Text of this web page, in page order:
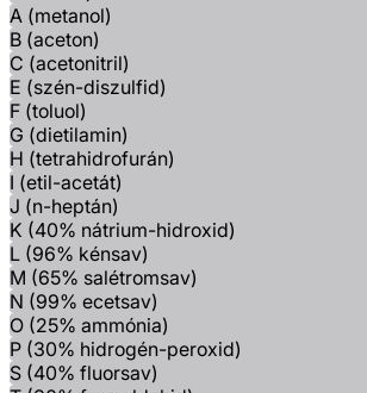
A (metanol)
B (aceton)
C (acetonitril)
E (szén-diszulfid)
F (toluol)
G (dietilamin)
H (tetrahidrofurán)
I (etil-acetát)
J (n-heptán)
K (40% nátrium-hidroxid)
L (96% kénsav)
M (65% salétromsav)
N (99% ecetsav)
O (25% ammónia)
P (30% hidrogén-peroxid)
S (40% fluorsav)